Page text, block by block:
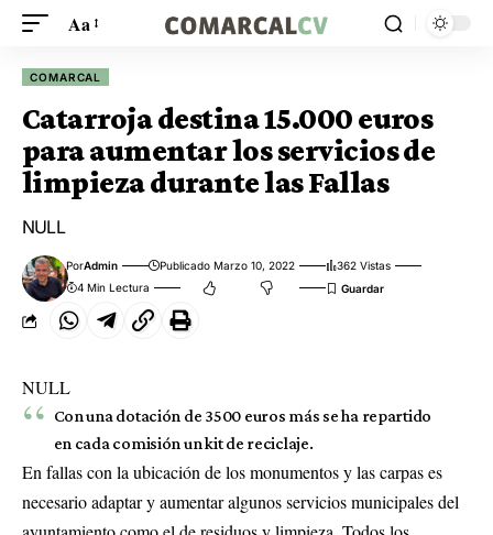
Aa
COMARCAL
Catarroja destina 15.000 euros
para aumentar los servicios de
limpieza durante las Fallas
NULL
PorAdmin Publicado Marzo 10, 2022
362 Vistas
4 Min Lectura
NULL
Con una dotación de 3500 euros más se ha repartido
en cada comisión un kit de reciclaje.
En fallas con la ubicación de los monumentos y las carpas es
necesario adaptar y aumentar algunos servicios municipales del